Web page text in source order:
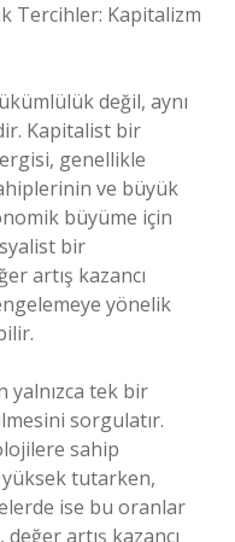
Tercihler: Kapitalizm
değil, aynı
Kapitalist bir
genellikle
ve büyük
büyüme için
bir
artış kazancı
yönelik
tek bir
sorgulatır.
sahip
tutarken,
ise bu oranlar
artış kazancı